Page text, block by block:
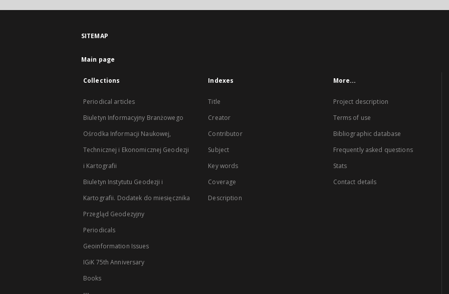
SITEMAP
Main page
Collections
Periodical articles
Biuletyn Informacyjny Branżowego
Ośrodka Informacji Naukowej,
Technicznej i Ekonomicznej Geodezji
i Kartografii
Biuletyn Instytutu Geodezji i
Kartografii. Dodatek do miesięcznika
Przegląd Geodezyjny
Periodicals
Geoinformation Issues
IGiK 75th Anniversary
Books
...
Indexes
Title
Creator
Contributor
Subject
Key words
Coverage
Description
More...
Project description
Terms of use
Bibliographic database
Frequently asked questions
Stats
Contact details